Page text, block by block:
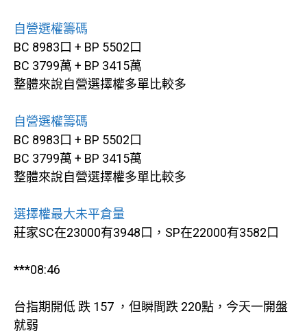
自營選權籌碼
BC 8983口 + BP 5502口
BC 3799萬 + BP 3415萬
整體來說自營選擇權多單比較多
自營選權籌碼
BC 8983口 + BP 5502口
BC 3799萬 + BP 3415萬
整體來說自營選擇權多單比較多
選擇權最大未平倉量
莊家SC在23000有3948口，SP在22000有3582口
***08:46
台指期開低 跌 157 ，但瞬間跌 220點，今天一開盤
就弱